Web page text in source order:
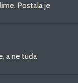
Postala je
a ne tuđa